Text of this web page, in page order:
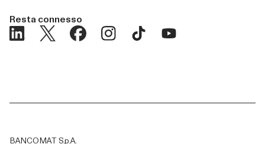
Resta connesso
BANCOMAT S.p.A.